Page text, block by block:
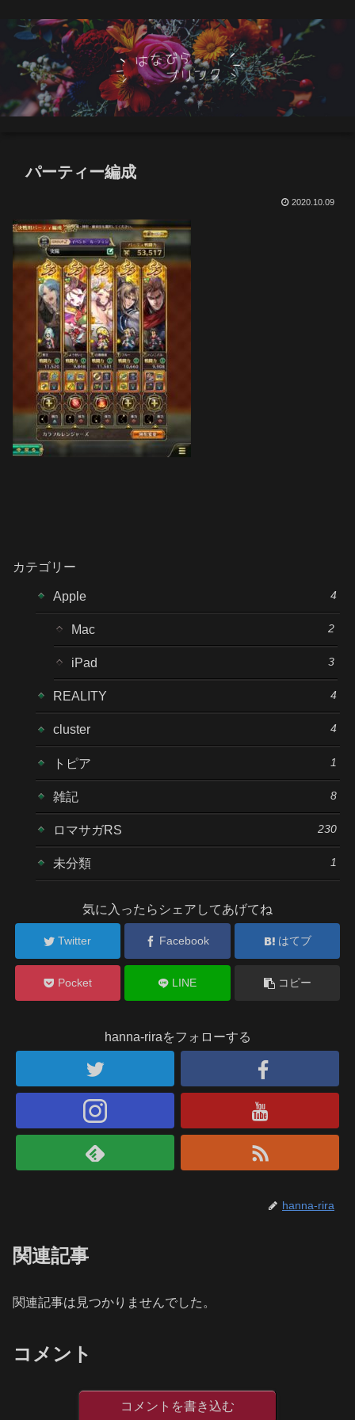
パーティー編成
2020.10.09
カテゴリー
Apple 4
Mac 2
iPad 3
REALITY 4
cluster 4
トピア 1
雑記 8
ロマサガRS 230
未分類 1
気に入ったらシェアしてあげてね
Twitter Facebook はてブ
Pocket LINE コピー
hanna-riraをフォローする
hanna-rira
関連記事
関連記事は見つかりませんでした。
コメント
コメントを書き込む